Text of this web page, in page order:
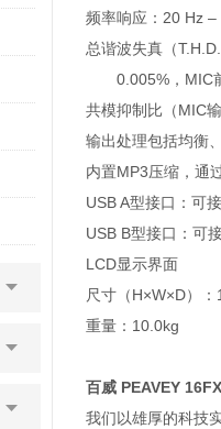
频率响应：20 Hz
总谐波失真（
0.005%，MIC前
共模抑制比（MIC
输出处理包括均衡
内置MP3压缩，通
USB A型接口：可
USB B型接口：可
LCD显示界面
尺寸（H×W×D）
重量：10.0kg
百威 PEAVEY
我们以雄厚的科技